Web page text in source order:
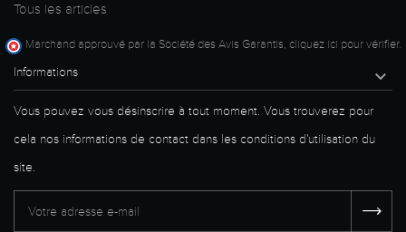
Informations 
Vous pouvez vous désinscrire à tout moment. Vous trouverez pour
cela nos informations de contact dans les conditions d'utilisation du
site.
Tous les articles
Marchand approuvé par la Société des Avis Garantis, cliquez ici pour vérifier.